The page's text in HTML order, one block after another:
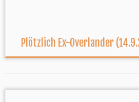
Plötzlich Ex-Overlander